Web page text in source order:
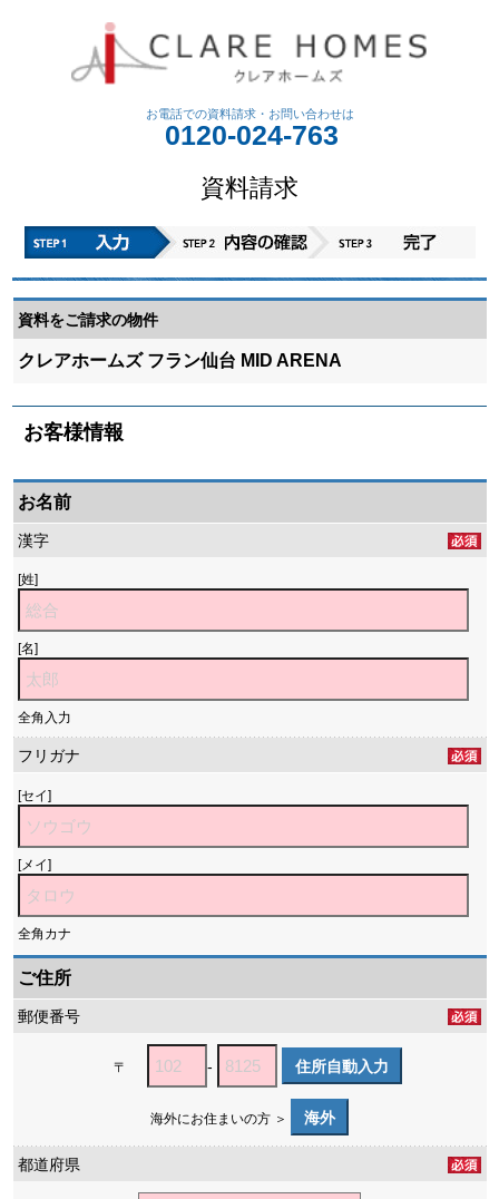
お電話での資料請求・ お問い合わせは
0120-024-763
資料請求
資料をご請求の物件
クレアホームズ フラン仙台 MID ARENA
お客様情報
お名前
漢字
[姓]
[名]
全角入力
フリガナ
[セイ]
[メイ]
全角カナ
ご住所
郵便番号
〒 - 住所自動入力
海外にお住まいの方 ＞ 海外
都道府県